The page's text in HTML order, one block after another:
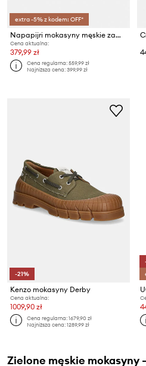
extra -5% z kodem: OFF*
Napapijri mokasyny męskie zamszowe BARK
Cena aktualna:
379,99 zł
Cena regularna:559,99 zł
Najniższa cena:399,99 zł
-21%
Kenzo mokasyny Derby
Cena aktualna:
1009,90 zł
Cena regularna:1679,90 zł
Najniższa cena:1289,99 zł
Zielone męskie mokasyny